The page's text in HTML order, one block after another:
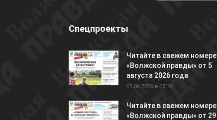
Спецпроекты
Читайте в свежем номере
«Волжской правды» от 5
августа 2026 года
05.08.2026 в 07:39
Читайте в свежем номере
«Волжской правды» от 29